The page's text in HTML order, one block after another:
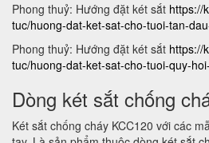
Phong thuỷ: Hướng đặt két sắt https://
tuc/huong-dat-ket-sat-cho-tuoi-tan-
Phong thuỷ: Hướng đặt két sắt https://
tuc/huong-dat-ket-sat-cho-tuoi-quy-
Dòng két sắt chống
Két sắt chống cháy KCC120 với các